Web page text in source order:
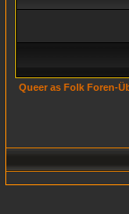
Queer as Folk Foren-